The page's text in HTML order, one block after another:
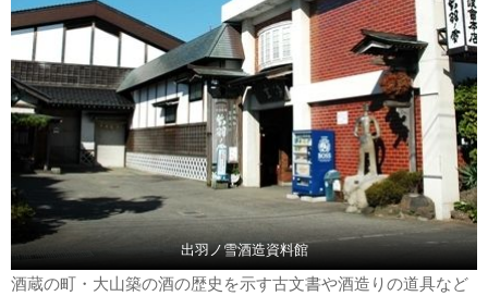
出羽ノ雪酒造資料館
酒蔵の町・大山築の酒の歴史を示す古文書や酒造りの道具など